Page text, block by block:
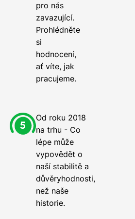
pro nás
zavazující.
Prohlédněte
si
hodnocení,
ať víte, jak
pracujeme.
Od roku 2018
na trhu - Co
lépe může
vypovědět o
naší stabilitě a
důvěryhodnosti,
než naše
historie.